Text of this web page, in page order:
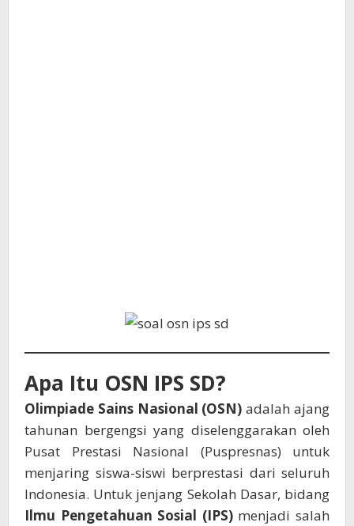
Apa Itu OSN IPS SD?
Olimpiade Sains Nasional (OSN) adalah ajang
tahunan bergengsi yang diselenggarakan oleh
Pusat Prestasi Nasional (Puspresnas) untuk
menjaring siswa-siswi berprestasi dari seluruh
Indonesia. Untuk jenjang Sekolah Dasar, bidang
Ilmu Pengetahuan Sosial (IPS)menjadi salah